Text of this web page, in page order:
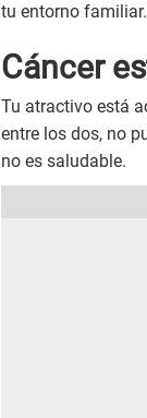
tu entorno
Cáncer
Tu atractivo está
entre los dos, no
no es saludable.